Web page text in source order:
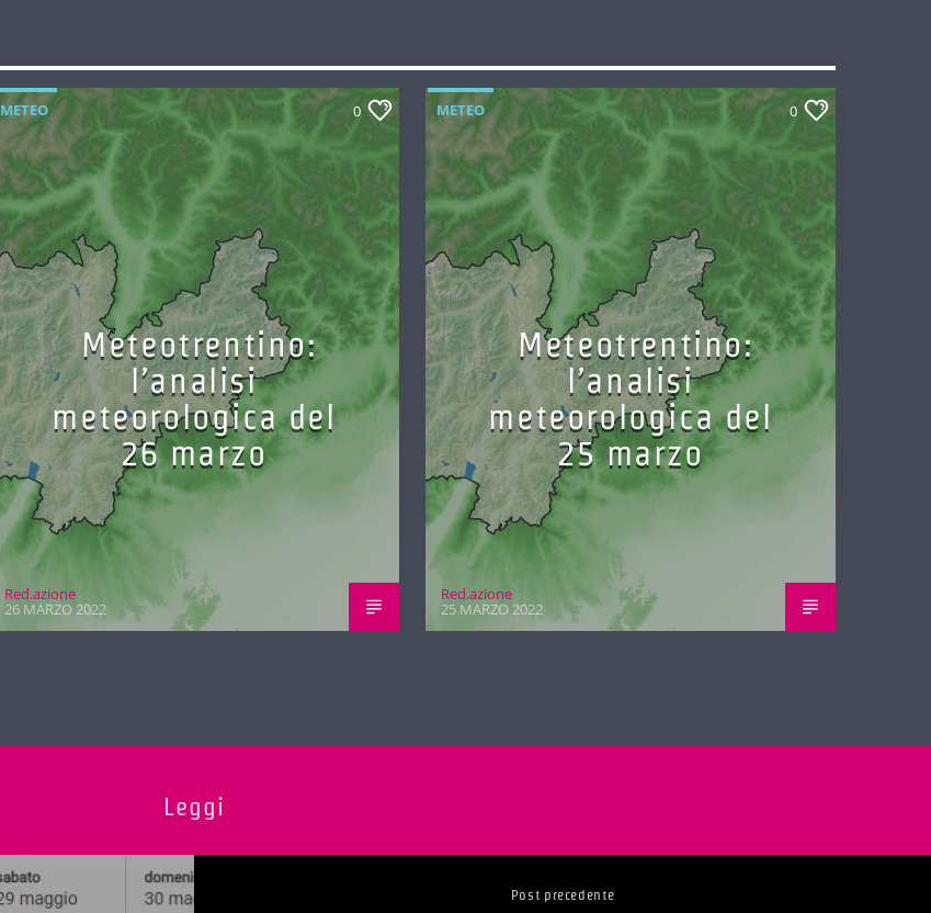
METEO 0
Meteotrentino:
l’analisi
meteorologica del
26 marzo
Red.azione
26 MARZO 2022
METEO 0
Meteotrentino:
l’analisi
meteorologica del
25 marzo
Red.azione
25 MARZO 2022
Leggi
Post precedente